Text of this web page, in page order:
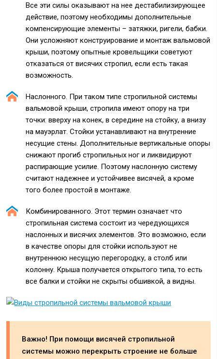
Все эти силы оказывают на нее дестабилизирующее
действие, поэтому необходимы дополнительные
компенсирующие элементы – затяжки, ригели, бабки.
Они усложняют конструирование и монтаж вальмовой
крыши, поэтому опытные кровельщики советуют
отказаться от висячих стропил, если есть такая
возможность.
Наслонного. При таком типе стропильной системы
вальмовой крыши, стропила имеют опору на три
точки: вверху на конек, в середине на стойку, а внизу
на мауэрлат. Стойки устанавливают на внутренние
несущие стены. Дополнительные вертикальные опоры
снижают прогиб стропильных ног и ликвидируют
распирающие усилие. Поэтому наслонную систему
считают надежнее и устойчивее висячей, а кроме
того более простой в монтаже.
Комбинированного. Этот термин означает что
стропильная система состоит из чередующихся
наслонных и висячих элементов. Это возможно, если
в качестве опоры для стойки используют не
внутреннюю несущую перегородку, а столб или
колонну. Крыша получается открытого типа, то есть
все балки и стойки не скрыты обшивкой, а видны.
Важно! При помощи висячей стропильной
системы можно перекрыть строение не больше